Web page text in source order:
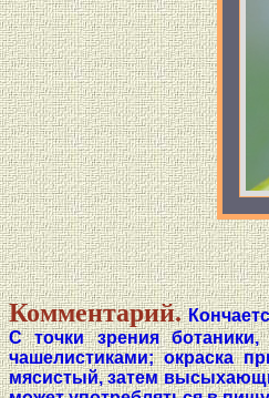
Комментарий.
С точки зрения
чашелистиками; окраска
мясистый, затем